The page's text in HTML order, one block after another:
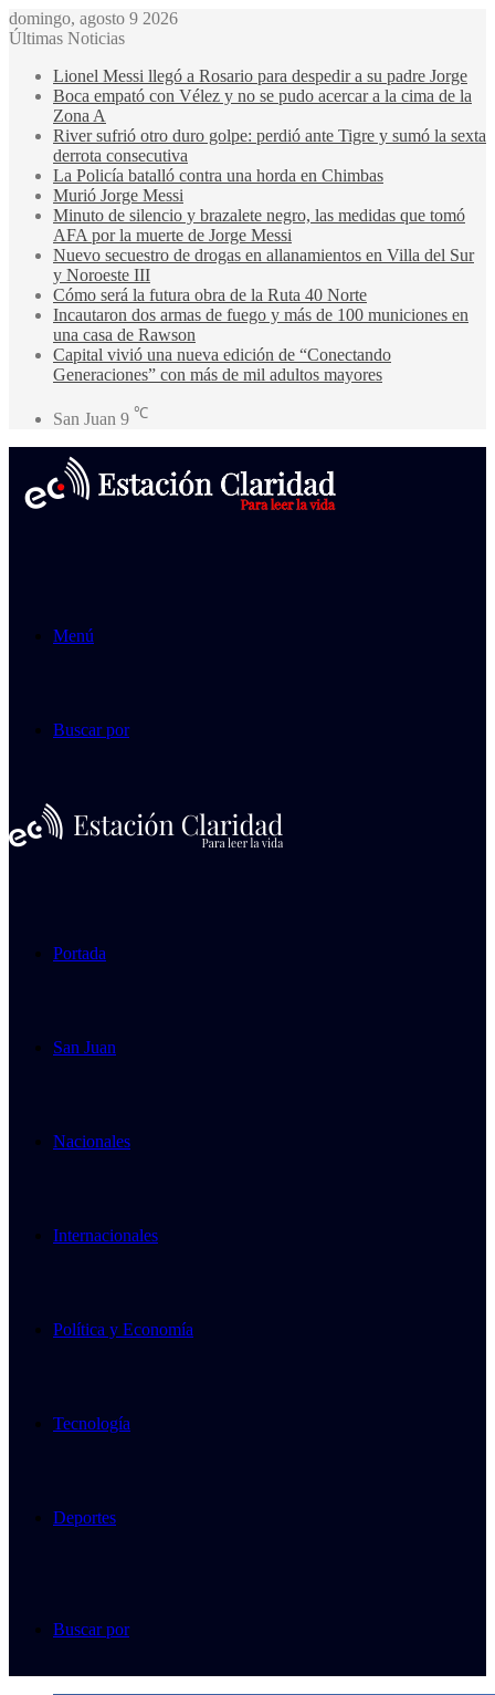
domingo, agosto 9 2026
Últimas Noticias
Lionel Messi llegó a Rosario para despedir a su padre Jorge
Boca empató con Vélez y no se pudo acercar a la cima de la
Zona A
River sufrió otro duro golpe: perdió ante Tigre y sumó la sexta
derrota consecutiva
La Policía batalló contra una horda en Chimbas
Murió Jorge Messi
Minuto de silencio y brazalete negro, las medidas que tomó
AFA por la muerte de Jorge Messi
Nuevo secuestro de drogas en allanamientos en Villa del Sur
y Noroeste III
Cómo será la futura obra de la Ruta 40 Norte
Incautaron dos armas de fuego y más de 100 municiones en
una casa de Rawson
Capital vivió una nueva edición de “Conectando
Generaciones” con más de mil adultos mayores
San Juan 9 ℃
Menú
Buscar por
Portada
San Juan
Nacionales
Internacionales
Política y Economía
Tecnología
Deportes
Buscar por